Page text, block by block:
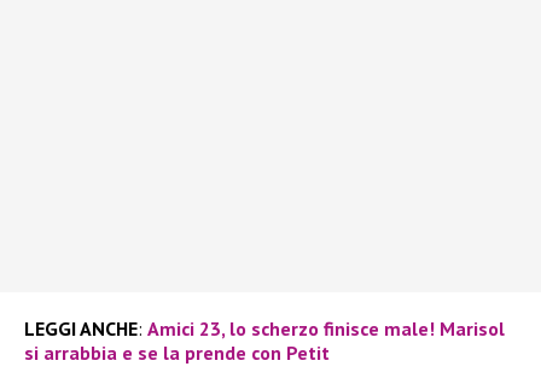
LEGGI ANCHE: Amici 23, lo scherzo finisce male! Marisol
si arrabbia e se la prende con Petit